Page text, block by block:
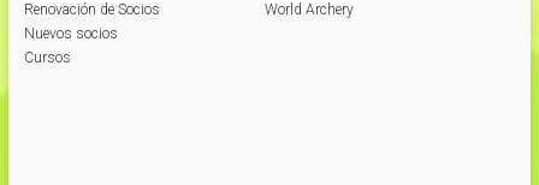
Renovación de Socios
Nuevos socios
Cursos
World Archery